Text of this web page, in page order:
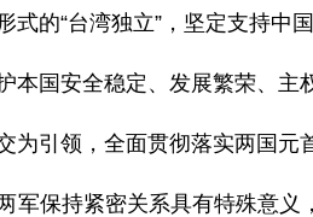
式的“台湾独立”，坚定支持
本国安全稳定、发展繁荣、
为引领，全面贯彻落实两国
军保持紧密关系具有特殊意